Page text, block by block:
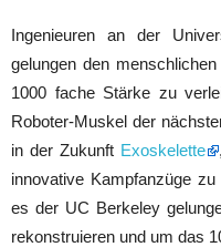
Ingenieuren an der
gelungen den
1000 fache Stärke zu
Roboter-Muskel der
in der Zukunft Exoskelette
innovative Kampfanzüge
es der UC Berkeley
rekonstruieren und um das